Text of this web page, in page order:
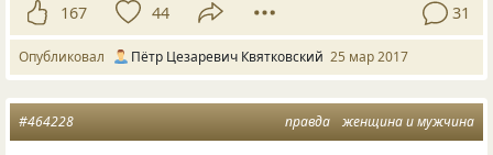
167 44 31
Опубликовал Пётр Цезаревич Квятковский 25 мар 2017
правда женщина и мужчина
#464228